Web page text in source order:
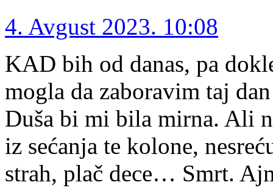
4. Avgust 2023. 10:08
KAD bih od danas, pa
mogla da zaboravim taj
Duša bi mi bila mirna. Ali
iz sećanja te kolone,
strah, plač dece… Smrt.